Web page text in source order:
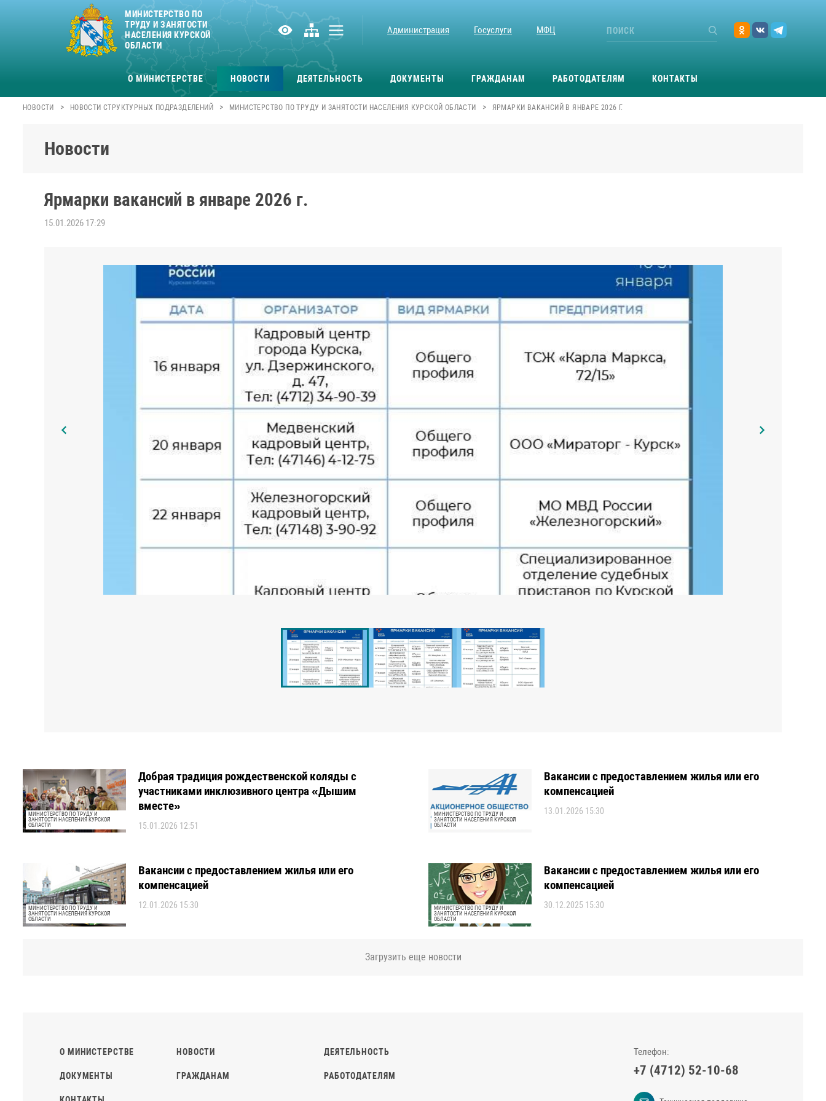
МИНИСТЕРСТВО ПО
ТРУДУ И ЗАНЯТОСТИ
НАСЕЛЕНИЯ КУРСКОЙ
ОБЛАСТИ
Администрация Госуслуги МФЦ
О МИНИСТЕРСТВЕ НОВОСТИ ДЕЯТЕЛЬНОСТЬ ДОКУМЕНТЫ ГРАЖДАНАМ РАБОТОДАТЕЛЯМ КОНТАКТЫ
НОВОСТИ > НОВОСТИ СТРУКТУРНЫХ ПОДРАЗДЕЛЕНИЙ > МИНИСТЕРСТВО ПО ТРУДУ И ЗАНЯТОСТИ НАСЕЛЕНИЯ КУРСКОЙ ОБЛАСТИ > ЯРМАРКИ ВАКАНСИЙ В ЯНВАРЕ 2026 Г.
Новости
Ярмарки вакансий в январе 2026 г.
15.01.2026 17:29
МИНИСТЕРСТВО ПО ТРУДУ И
ЗАНЯТОСТИ НАСЕЛЕНИЯ КУРСКОЙ
ОБЛАСТИ
Добрая традиция рождественской коляды с
участниками инклюзивного центра «Дышим
вместе»
15.01.2026 12:51
МИНИСТЕРСТВО ПО ТРУДУ И
ЗАНЯТОСТИ НАСЕЛЕНИЯ КУРСКОЙ
ОБЛАСТИ
Вакансии с предоставлением жилья или его
компенсацией
13.01.2026 15:30
МИНИСТЕРСТВО ПО ТРУДУ И
ЗАНЯТОСТИ НАСЕЛЕНИЯ КУРСКОЙ
ОБЛАСТИ
Вакансии с предоставлением жилья или его
компенсацией
12.01.2026 15:30
МИНИСТЕРСТВО ПО ТРУДУ И
ЗАНЯТОСТИ НАСЕЛЕНИЯ КУРСКОЙ
ОБЛАСТИ
Вакансии с предоставлением жилья или его
компенсацией
30.12.2025 15:30
Загрузить еще новости
О МИНИСТЕРСТВЕ НОВОСТИ ДЕЯТЕЛЬНОСТЬ
ДОКУМЕНТЫ ГРАЖДАНАМ РАБОТОДАТЕЛЯМ
Телефон:
+7 (4712) 52-10-68